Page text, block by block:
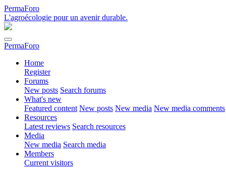
PermaForo
L'agroécologie pour un avenir durable.
PermaForo
Home
Register
Forums
New posts Search forums
What's new
Featured content New posts New media New media comments
Resources
Latest reviews Search resources
Media
New media Search media
Members
Current visitors